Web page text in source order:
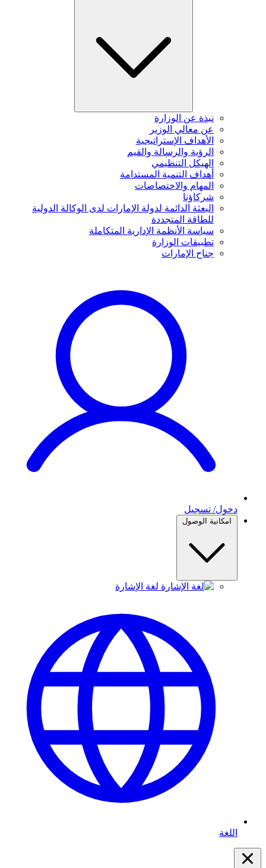
نبذة عن الوزارة
عن معالي الوزير
الأهداف الإستراتيجية
الرؤية والرسالة والقيم
الهيكل التنظيمي
أهداف التنمية المستدامة
المهام والاختصاصات
شركاؤنا
البعثة الدائمة لدولة الإمارات لدى الوكالة الدولية
للطاقة المتجددة
سياسة الأنظمة الإدارية المتكاملة
تطبيقات الوزارة
جناح الإمارات
دخول/ تسجيل
امكانية الوصول
لغة الإشارة
اللغة